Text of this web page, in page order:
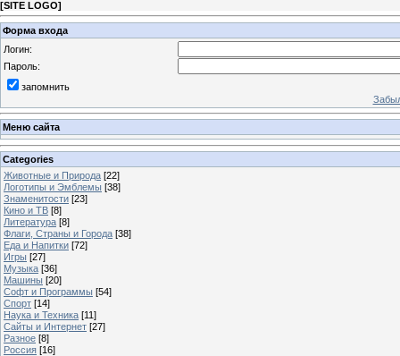
[SITE LOGO]
Форма входа
Логин:
Пароль:
запомнить
Меню сайта
Categories
Животные и Природа [22]
Логотипы и Эмблемы [38]
Знаменитости [23]
Кино и ТВ [8]
Литература [8]
Флаги, Страны и Города [38]
Еда и Напитки [72]
Игры [27]
Музыка [36]
Машины [20]
Софт и Программы [54]
Спорт [14]
Наука и Техника [11]
Сайты и Интернет [27]
Разное [8]
Россия [16]